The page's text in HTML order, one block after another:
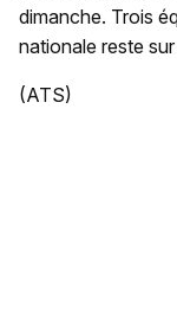
dimanche. Trois
nationale reste
(ATS)